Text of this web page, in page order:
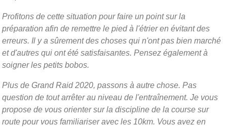
Profitons de cette situation pour faire un point sur la
préparation afin de remettre le pied à l'étrier en évitant des
erreurs. Il y a sûrement des choses qui n'ont pas bien marché
et d'autres qui ont été satisfaisantes. Pensez également à
soigner les petits bobos.
Plus de Grand Raid 2020, passons à autre chose. Pas
question de tout arrêter au niveau de l'entraînement. Je vous
propose de vous orienter sur la discipline de la course sur
route pour vous familiariser avec les 10km. Vous avez en